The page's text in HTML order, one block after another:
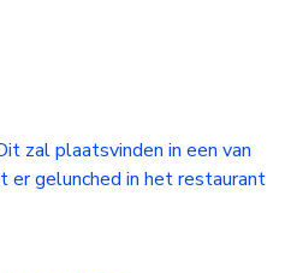
zal plaatsvinden in een van
er gelunched in het restaurant